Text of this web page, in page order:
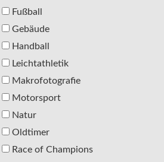
Fußball
Gebäude
Handball
Leichtathletik
Makrofotografie
Motorsport
Natur
Oldtimer
Race of Champions